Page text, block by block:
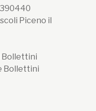
Piceno il
Bollettini
Bollettini